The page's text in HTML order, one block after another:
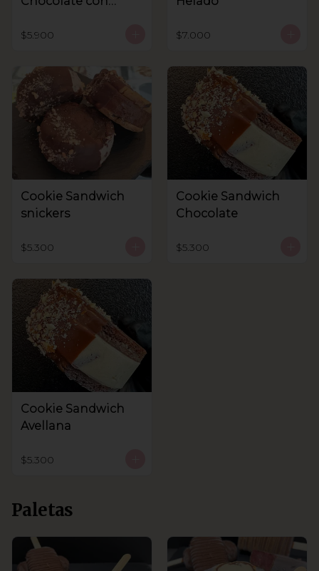
$5.900 $7.000
Cookie Sandwich
snickers
$5.300
Cookie Sandwich
Chocolate
$5.300
Cookie Sandwich
Avellana
$5.300
Paletas